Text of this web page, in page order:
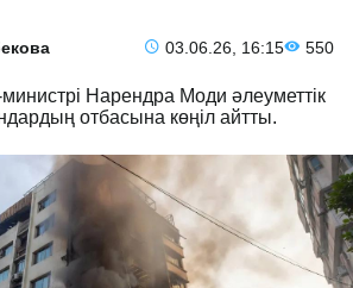
03.06.26, 16:15 550
Нарендра Моди әлеуметтік
отбасына көңіл айтты.